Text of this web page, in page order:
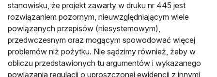
stanowisku, że projekt zawarty w druku nr 445 jest
rozwiązaniem pozornym, nieuwzględniającym wiele
powiązanych przepisów (niesystemowym),
przedwczesnym oraz mogącym spowodować więcej
problemów niż pożytku. Nie sądzimy również, żeby w
obliczu przedstawionych tu argumentów i wykazanego
powiązania regulacji o uproszczonej ewidencji z innymi